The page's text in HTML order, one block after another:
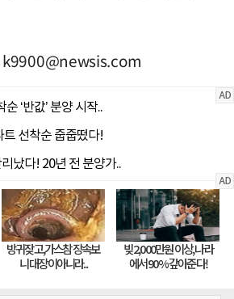
k9900@newsis.com